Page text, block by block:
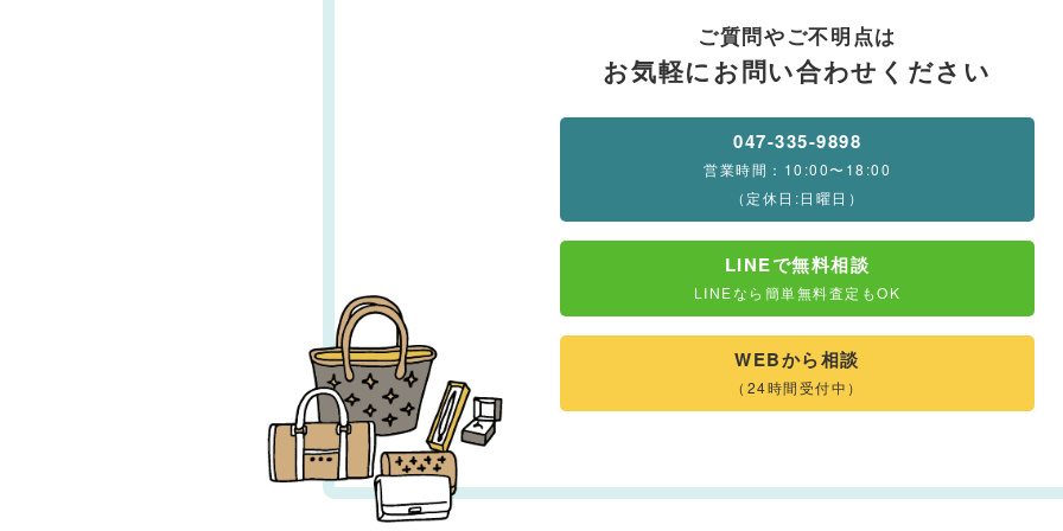
ご質問やご不明点は
お気軽にお問い合わせください
047-335-9898
営業時間：10:00〜18:00
（定休日:日曜日）
LINEで無料相談
LINEなら簡単無料査定もOK
WEBから相談
（24時間受付中）